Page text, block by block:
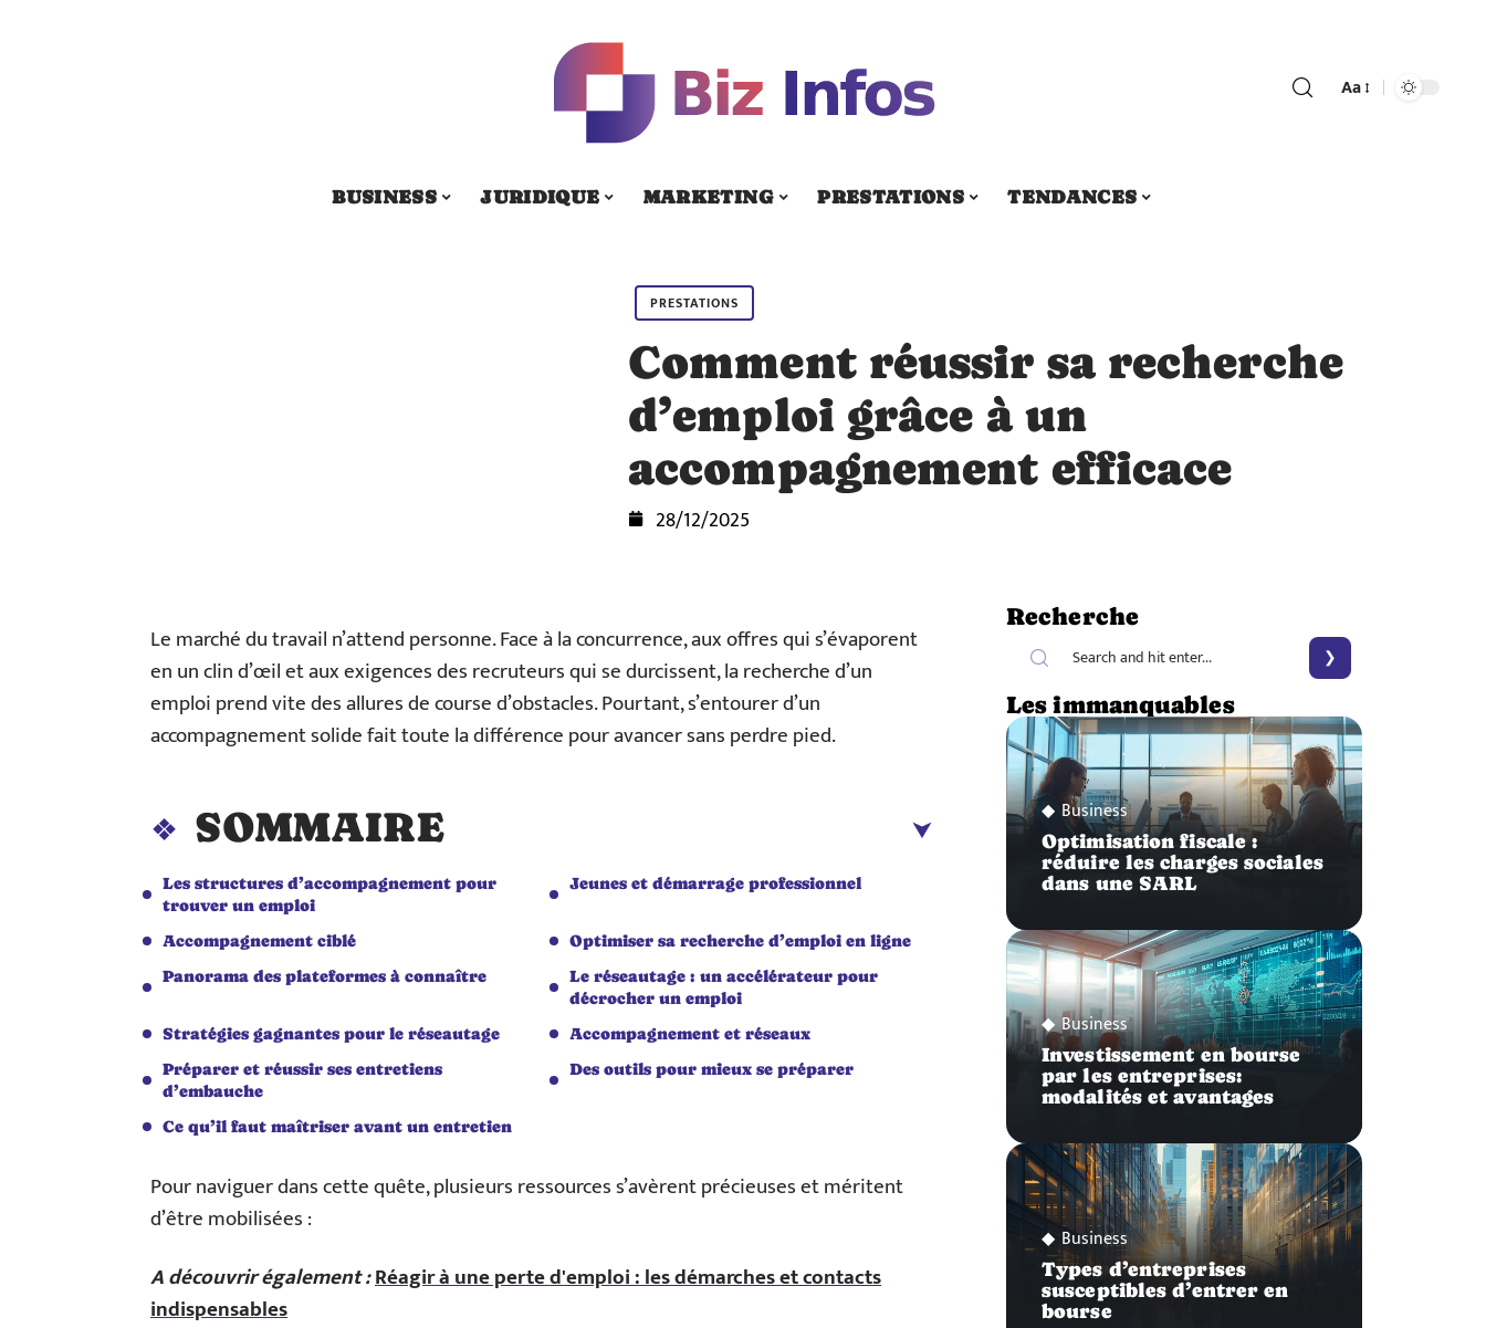
Aa
BUSINESS JURIDIQUE MARKETING PRESTATIONS TENDANCES
PRESTATIONS
Comment réussir sa recherche
d’emploi grâce à un
accompagnement efficace
28/12/2025
Le marché du travail n’attend personne. Face à la concurrence, aux offres qui s’évaporent
en un clin d’œil et aux exigences des recruteurs qui se durcissent, la recherche d’un
emploi prend vite des allures de course d’obstacles. Pourtant, s’entourer d’un
accompagnement solide fait toute la différence pour avancer sans perdre pied.
SOMMAIRE
Les structures d’accompagnement pour
trouver un emploi
Jeunes et démarrage professionnel
Accompagnement ciblé
Optimiser sa recherche d’emploi en ligne
Panorama des plateformes à connaître
Le réseautage : un accélérateur pour
décrocher un emploi
Stratégies gagnantes pour le réseautage
Accompagnement et réseaux
Préparer et réussir ses entretiens
d’embauche
Des outils pour mieux se préparer
Ce qu’il faut maîtriser avant un entretien
Pour naviguer dans cette quête, plusieurs ressources s’avèrent précieuses et méritent
d’être mobilisées :
A découvrir également :Réagir à une perte d'emploi : les démarches et contacts
indispensables
Recherche
Les immanquables
Business
Optimisation fiscale :
réduire les charges sociales
dans une SARL
Business
Investissement en bourse
par les entreprises:
modalités et avantages
Business
Types d’entreprises
susceptibles d’entrer en
bourse